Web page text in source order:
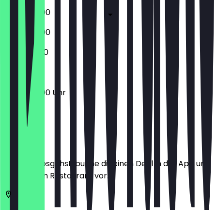
17:00 - 23:00
17:00 - 23:00
17:00 - 21:00
17:00 - 22:00 Uhr
Bevor du losgehst, buche dir einen Deal in der App und
zeige ihn im Restaurant vor.